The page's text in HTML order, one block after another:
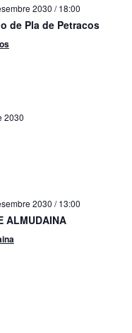
2030 / 18:00
de Pla de Petracos
2030
2030 / 13:00
ALMUDAINA